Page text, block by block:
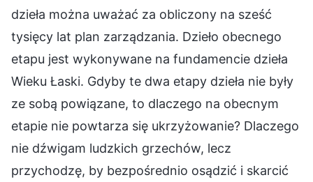
dzieła można uważać za obliczony na sześć
tysięcy lat plan zarządzania. Dzieło obecnego
etapu jest wykonywane na fundamencie dzieła
Wieku Łaski. Gdyby te dwa etapy dzieła nie były
ze sobą powiązane, to dlaczego na obecnym
etapie nie powtarza się ukrzyżowanie? Dlaczego
nie dźwigam ludzkich grzechów, lecz
przychodzę, by bezpośrednio osądzić i skarcić